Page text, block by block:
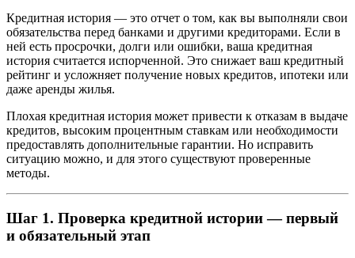
Кредитная история — это отчет о том, как вы выполняли свои
обязательства перед банками и другими кредиторами. Если в
ней есть просрочки, долги или ошибки, ваша кредитная
история считается испорченной. Это снижает ваш кредитный
рейтинг и усложняет получение новых кредитов, ипотеки или
даже аренды жилья.
Плохая кредитная история может привести к отказам в выдаче
кредитов, высоким процентным ставкам или необходимости
предоставлять дополнительные гарантии. Но исправить
ситуацию можно, и для этого существуют проверенные
методы.
Шаг 1. Проверка кредитной истории — первый
и обязательный этап